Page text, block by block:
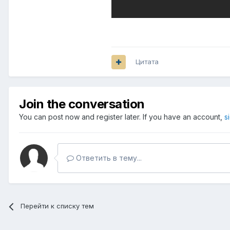
Цитата
Join the conversation
You can post now and register later. If you have an account,
Ответить в тему...
Перейти к списку тем